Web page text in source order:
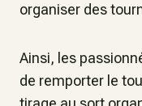
organiser des
Ainsi, les
de remporter le